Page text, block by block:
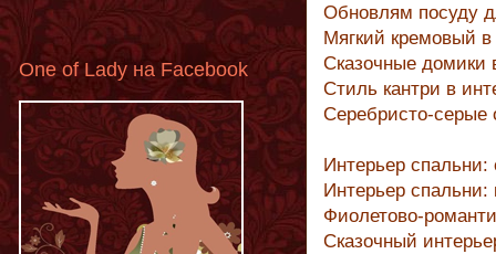
Обновлям посуду
Мягкий кремовый
Сказочные домики
Стиль кантри в
Серебристо-серые
Интерьер спальни:
Интерьер
Фиолетово-
Сказочный
One of Lady на Facebook